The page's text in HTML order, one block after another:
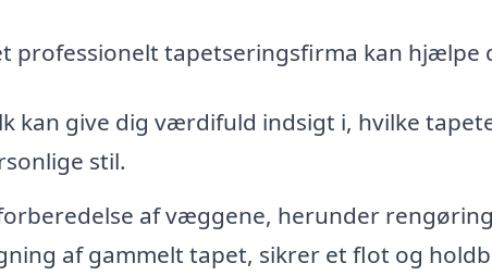
professionelt tapetseringsfirma kan hjælpe
kan give dig værdifuld indsigt i, hvilke
stil.
af væggene, herunder
af gammelt tapet, sikrer et flot og